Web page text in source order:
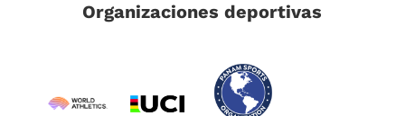
Organizaciones deportivas